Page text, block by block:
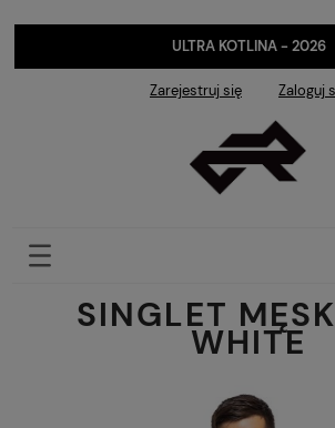
ULTRA KOTLINA - 2026
Zarejestruj się Zaloguj
SINGLET
WHITE